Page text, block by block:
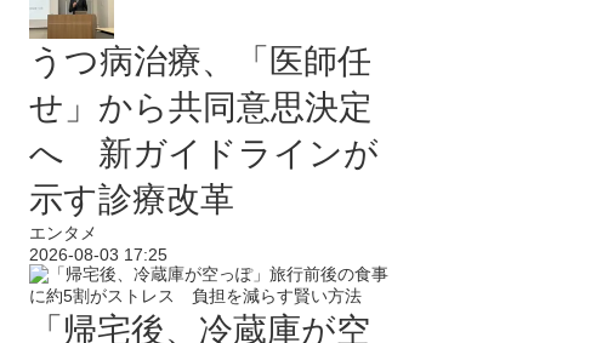
うつ病治療、「医師任
せ」から共同意思決定
へ 新ガイドラインが
示す診療改革
エンタメ
2026-08-03 17:25
「帰宅後、冷蔵庫が空